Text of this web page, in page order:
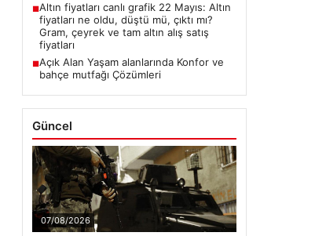
■Altın fiyatları canlı grafik 22 Mayıs: Altın
fiyatları ne oldu, düştü mü, çıktı mı?
Gram, çeyrek ve tam altın alış satış
fiyatları
■Açık Alan Yaşam alanlarında Konfor ve
bahçe mutfağı Çözümleri
Güncel
07/08/2026